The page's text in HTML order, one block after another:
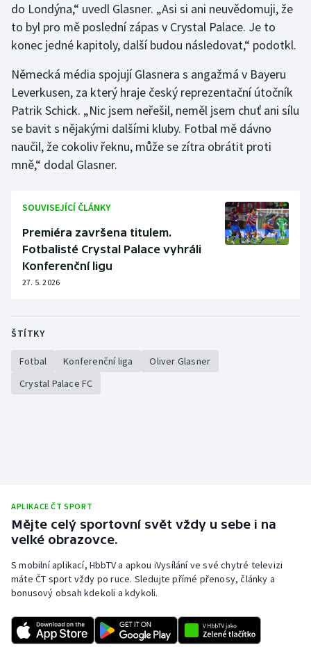
Ragby
Rychlobruslení
Rychlostní kanoistika
Short track
Sportovní střelba
Triatlon
Veslování
Vodní slalom
do Londýna,“ uvedl Glasner. „Asi si ani neuvědomuji, že
to byl pro mě poslední zápas v Crystal Palace. Je to
konec jedné kapitoly, další budou následovat,“ podotkl.
Německá média spojují Glasnera s angažmá v Bayeru
Leverkusen, za který hraje český reprezentační útočník
Patrik Schick. „Nic jsem neřešil, neměl jsem chuť ani sílu
se bavit s nějakými dalšími kluby. Fotbal mě dávno
naučil, že cokoliv řeknu, může se zítra obrátit proti
mně,“ dodal Glasner.
SOUVISEJÍCÍ ČLÁNKY
Premiéra završena titulem.
Fotbalisté Crystal Palace vyhráli
Konferenční ligu
27. 5. 2026
ŠTÍTKY
Fotbal Konferenční liga
Oliver Glasner
Crystal Palace FC
APLIKACE ČT SPORT
Mějte celý sportovní svět vždy u sebe i na
velké obrazovce.
S mobilní aplikací, HbbTV a apkou iVysílání ve své chytré televizi
máte ČT sport vždy po ruce. Sledujte přímé přenosy, články a
bonusový obsah kdekoli a kdykoli.